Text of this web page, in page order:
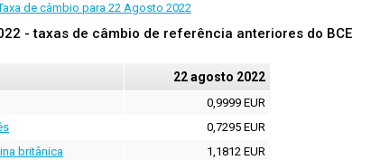
de câmbio para 22 Agosto 2022
- taxas de câmbio de referência anteriores do BCE
22 agosto 2022
0,9999 EUR
0,7295 EUR
britânica
1,1812 EUR